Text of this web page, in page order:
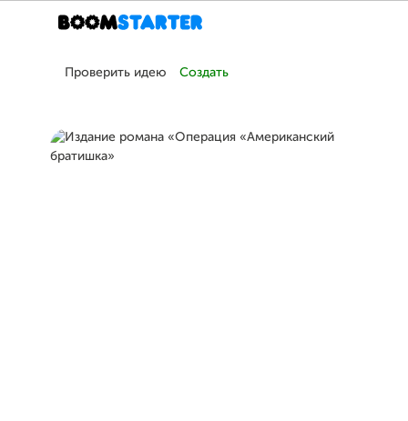
Проверить идею Создать